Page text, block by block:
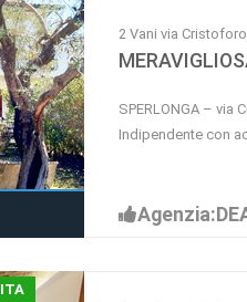
2 Vani via
SPERLONGA – via
Indipendente con